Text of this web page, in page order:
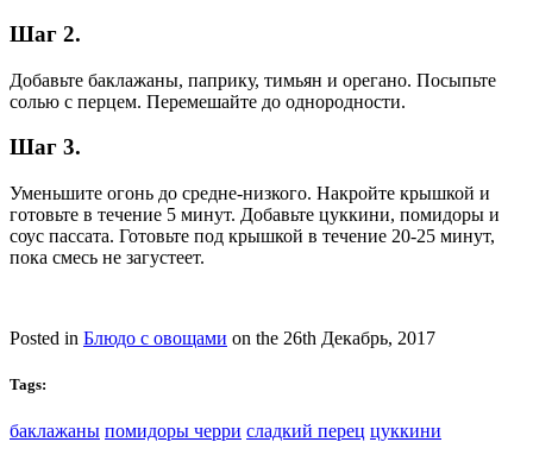
Шаг 2.
Добавьте баклажаны, паприку, тимьян и орегано. Посыпьте
солью с перцем. Перемешайте до однородности.
Шаг 3.
Уменьшите огонь до средне-низкого. Накройте крышкой и
готовьте в течение 5 минут. Добавьте цуккини, помидоры и
соус пассата. Готовьте под крышкой в течение 20-25 минут,
пока смесь не загустеет.
Posted in Блюдо с овощами on the 26th Декабрь, 2017
Tags:
баклажаны помидоры черри сладкий перец цуккини